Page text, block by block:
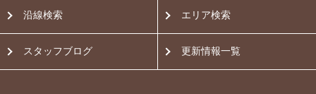
沿線検索 エリア検索
スタッフブログ 更新情報一覧